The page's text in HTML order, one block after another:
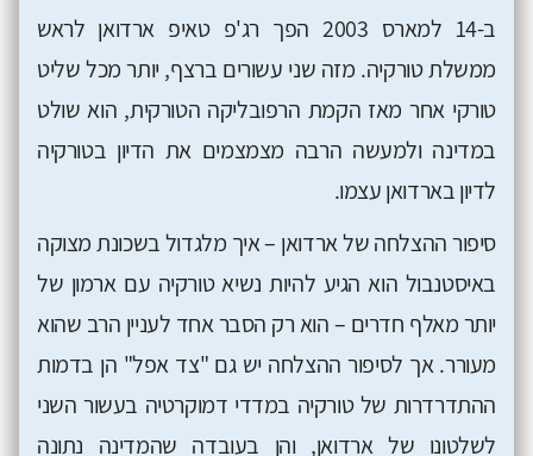
ב-14 למארס 2003 הפך רג'פ טאיפ ארדואן לראש
ממשלת טורקיה. מזה שני עשורים ברצף, יותר מכל שליט
טורקי אחר מאז הקמת הרפובליקה הטורקית, הוא שולט
במדינה ולמעשה הרבה מצמצמים את הדיון בטורקיה
לדיון בארדואן עצמו.
סיפור ההצלחה של ארדואן – איך מלגדול בשכונת מצוקה
באיסטנבול הוא הגיע להיות נשיא טורקיה עם ארמון של
יותר מאלף חדרים – הוא רק הסבר אחד לעניין הרב שהוא
מעורר. אך לסיפור ההצלחה יש גם "צד אפל" הן בדמות
ההתדרדרות של טורקיה במדדי דמוקרטיה בעשור השני
לשלטונו של ארדואן, והן בעובדה שהמדינה נתונה